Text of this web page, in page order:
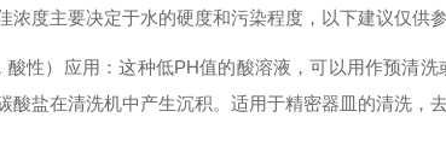
浓度主要决定于水的硬度和污染程度，以下建议仅供参
酸性）应用：这种低PH值的酸溶液，可以用作预清
酸盐在清洗机中产生沉积。适用于精密器皿的清洗，